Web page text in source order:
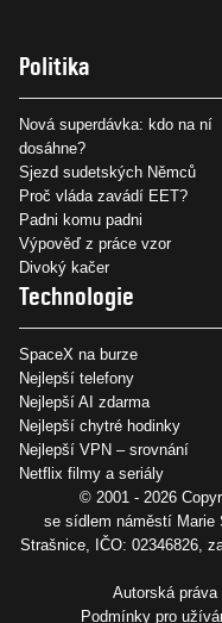
Politika
Nová superdávka: kdo na ní
dosáhne?
Sjezd sudetských Němců
Proč vláda zavádí EET?
Padni komu padni
Výpověď z práce vzor
Divoký kačer
Technologie
SpaceX na burze
Nejlepší telefony
Nejlepší AI zdarma
Nejlepší chytré hodinky
Nejlepší VPN – srovnání
Netflix filmy a seriály
© 2001 - 2026
se sídlem náměstí Marie
Strašnice, IČO: 02346826,
Autorská
Podmínky pro